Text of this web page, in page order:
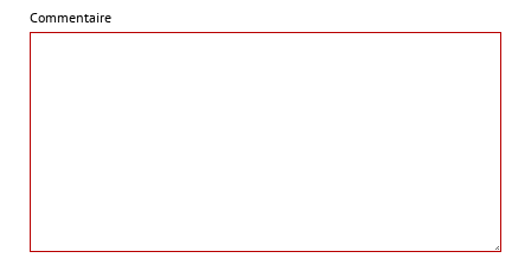
Commentaire